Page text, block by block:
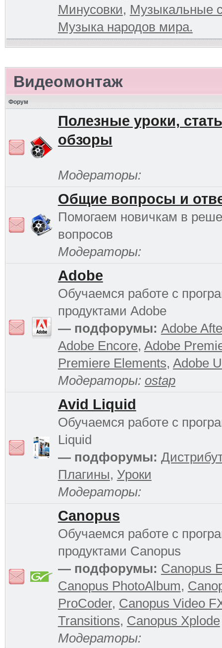
Минусовки, Музыкальные
Музыка народов мира.
Видеомонтаж
Форум
Полезные уроки,
обзоры
Модераторы:
Общие вопросы и
Помогаем новичкам в
вопросов
Модераторы:
Adobe
Обучаемся работе с
продуктами Adobe
— подфорумы: Adobe
Adobe Encore, Adobe
Premiere Elements, Adobe
Модераторы: ostap
Avid Liquid
Обучаемся работе с
Liquid
— подфорумы:
Плагины, Уроки
Модераторы:
Canopus
Обучаемся работе с
продуктами Canopus
— подфорумы: Canopus
Canopus PhotoAlbum,
ProCoder, Canopus Video
Transitions, Canopus Xplode
Модераторы: